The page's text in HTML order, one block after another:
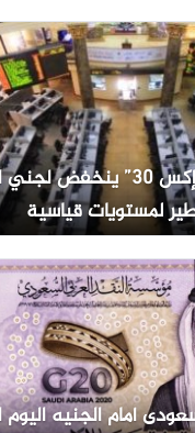
مؤشر “إيجى إكس 30” ينخفض
لمستويات قياسية
أمام الجنيه اليوم